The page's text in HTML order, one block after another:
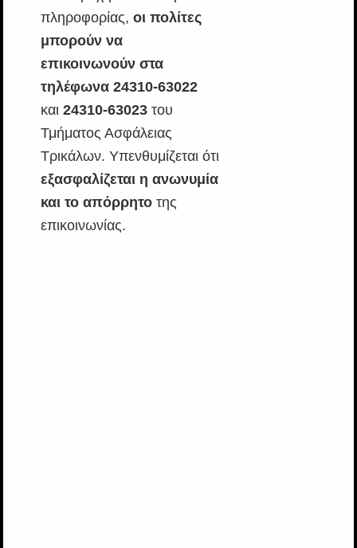
πληροφορίας, οι πολίτες
μπορούν να
επικοινωνούν στα
τηλέφωνα 24310-63022
και 24310-63023του
Τμήματος Ασφάλειας
Τρικάλων. Υπενθυμίζεται ότι
εξασφαλίζεται η ανωνυμία
και το απόρρητοτης
επικοινωνίας.